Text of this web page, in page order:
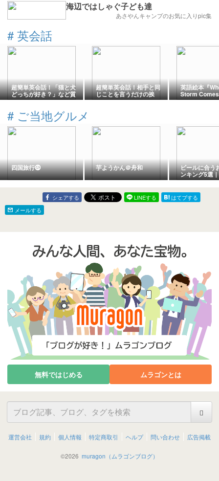
海辺ではしゃぐ子ども達
あさやんキャンプのお気に入りpic集
# 英会話
超簡単英会話！「猫と犬
どっちが好き？」など質
問に「両方とも」と返答
け）
超簡単英会話！相手と同
じことを言うだけの挨
拶 (超初心者向け）
英語絵本『
Storm
の描写から学
# ご当地グルメ
四国旅行⓸ 芋ようかん＠舟和 ビールに合う
ンキング5選
喜ばれるお取
メ
シェアする LINEする
はてブする
メールする
無料ではじめる ムラゴンとは
運営会社 規約 個人情報 特定商取引 ヘルプ 問い合わせ 広告掲載
©2026 muragon（ムラゴンブログ）